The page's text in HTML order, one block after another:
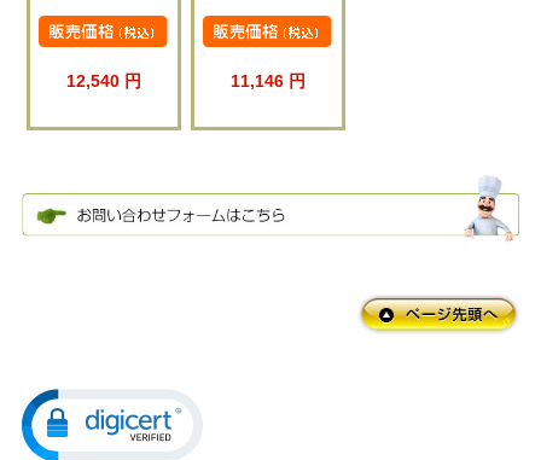
12,540 円 11,146 円